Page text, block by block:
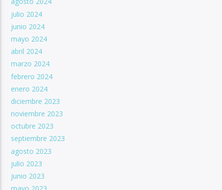
julio 2024
junio 2024
mayo 2024
abril 2024
marzo 2024
febrero 2024
enero 2024
diciembre 2023
noviembre 2023
octubre 2023
septiembre 2023
agosto 2023
julio 2023
junio 2023